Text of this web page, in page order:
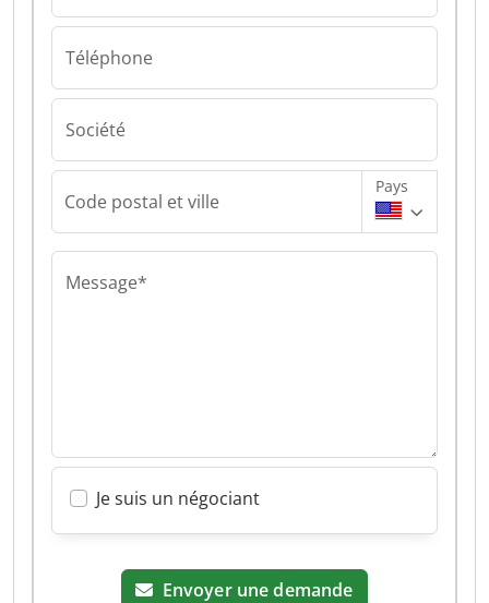
Téléphone
Société
Code postal et ville
Pays
Message*
Je suis un négociant
Envoyer une demande